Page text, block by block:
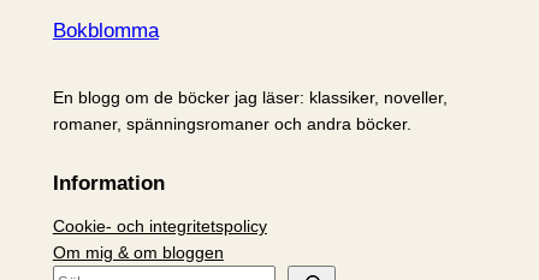
Bokblomma
En blogg om de böcker jag läser: klassiker, noveller,
romaner, spänningsromaner och andra böcker.
Information
Cookie- och integritetspolicy
Om mig & om bloggen